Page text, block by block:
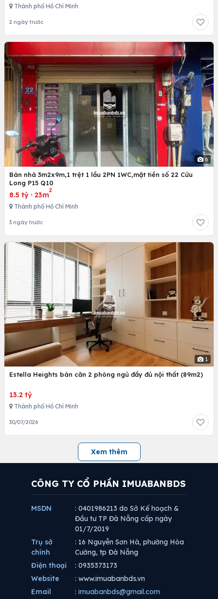
Thành phố Hồ Chí Minh
2 ngày trước
6
Bán nhà 3m2x9m,1 trệt 1 lầu 2PN 1WC,mặt tiền số 22 Cửu
Long P15 Q10
8.5 tỷ · 23m
2
Thành phố Hồ Chí Minh
3 ngày trước
1
Estella Heights bán căn 2 phòng ngủ đầy đủ nội thất (89m2)
13.2 tỷ
Thành phố Hồ Chí Minh
30/07/2026
Xem thêm
CÔNG TY CỔ PHẦN IMUABANBDS
MSDN
: 0401986213 do Sở Kế hoạch &
Đầu tư TP Đà Nẵng cấp ngày
01/7/2019
Trụ sở
chính
: 16 Nguyễn Sơn Hà, phường Hòa
Cường, tp Đà Nẵng
Điện thoại
: 0935373173
Website
: www.imuabanbds.vn
Email
: imuabanbds@gmail.com